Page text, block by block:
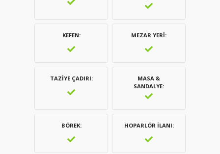
KEFEN MEZAR YERI
TAZIYE ÇADIRI
MASA &
SANDALYE
BÖREK HOPARLÖR İLANI